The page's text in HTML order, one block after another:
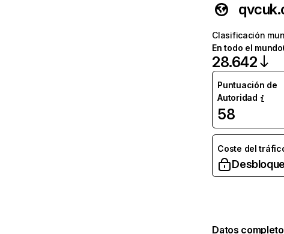
Clasificación
En todo el mundo
28.642
Puntuación de
Autoridad
58
Coste del
Datos